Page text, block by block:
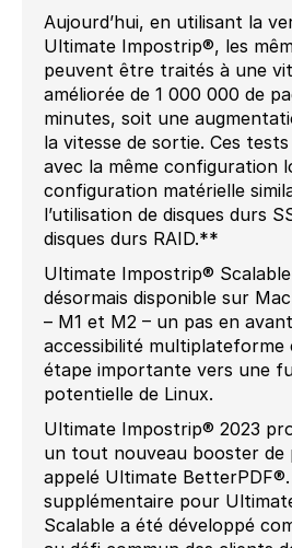
Aujourd’hui, en utilisant la
Ultimate Impostrip®, les
peuvent être traités à une
améliorée de 1 000 000 de
minutes, soit une
la vitesse de sortie. Ces
avec la même configuration
configuration matérielle
l’utilisation de disques durs
disques durs RAID.**
Ultimate Impostrip®
désormais disponible sur
– M1 et M2 – un pas en
accessibilité
étape importante vers une
potentielle de Linux.
Ultimate Impostrip® 2023
un tout nouveau booster de
appelé Ultimate
supplémentaire pour
Scalable a été développé